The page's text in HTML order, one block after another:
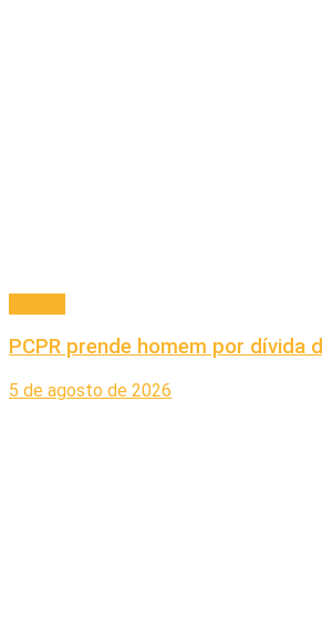
PCPR prende homem por dívida
5 de agosto de 2026